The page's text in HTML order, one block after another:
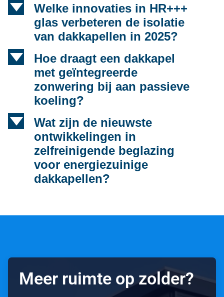
d
Welke innovaties in HR+++
glas verbeteren de isolatie
van dakkapellen in 2025?
d
Hoe draagt een dakkapel
met geïntegreerde
zonwering bij aan passieve
koeling?
d
Wat zijn de nieuwste
ontwikkelingen in
zelfreinigende beglazing
voor energiezuinige
dakkapellen?
Meer ruimte op zolder?